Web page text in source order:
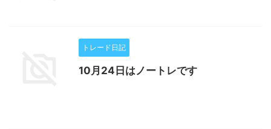
トレード日記
10月24日はノートレです